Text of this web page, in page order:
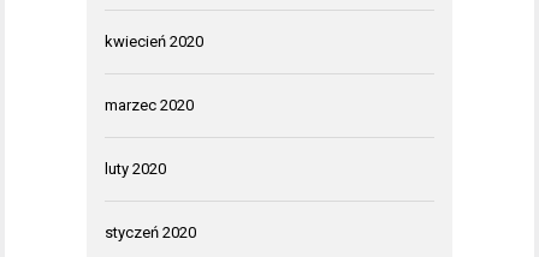
kwiecień 2020
marzec 2020
luty 2020
styczeń 2020